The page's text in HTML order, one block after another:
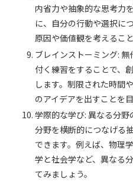
内省力や抽象的な思考力
に、自分の行動や選択に
原因や価値観を考えるこ
ブレインストーミング:
付く練習をすることで、
します。制限された時間
のアイデアを出すことを
学際的な学び: 異なる分
分野を横断的につなげる
できます。例えば、物理
学と社会学など、異なる
てみましょう。